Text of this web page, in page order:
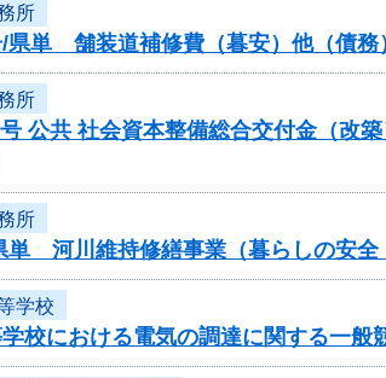
所
/県単 舗装道補修費（暮安）他（債
所
公共 社会資本整備総合交付金（
所
単 河川維持修繕事業（暮らしの安
学校
校における電気の調達に関する一般